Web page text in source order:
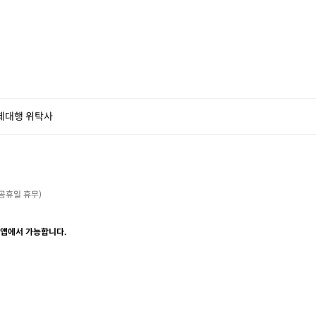
대행 위탁사
휴일 휴무)
에서 가능합니다.